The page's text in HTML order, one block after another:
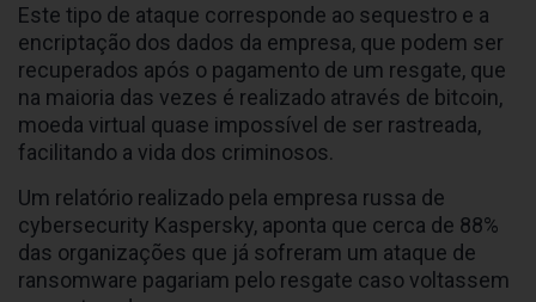
Este tipo de ataque corresponde ao sequestro e a
encriptação dos dados da empresa, que podem ser
recuperados após o pagamento de um resgate, que
na maioria das vezes é realizado através de bitcoin,
moeda virtual quase impossível de ser rastreada,
facilitando a vida dos criminosos.
Um relatório realizado pela empresa russa de
cybersecurity Kaspersky, aponta que cerca de 88%
das organizações que já sofreram um ataque de
ransomware pagariam pelo resgate caso voltassem